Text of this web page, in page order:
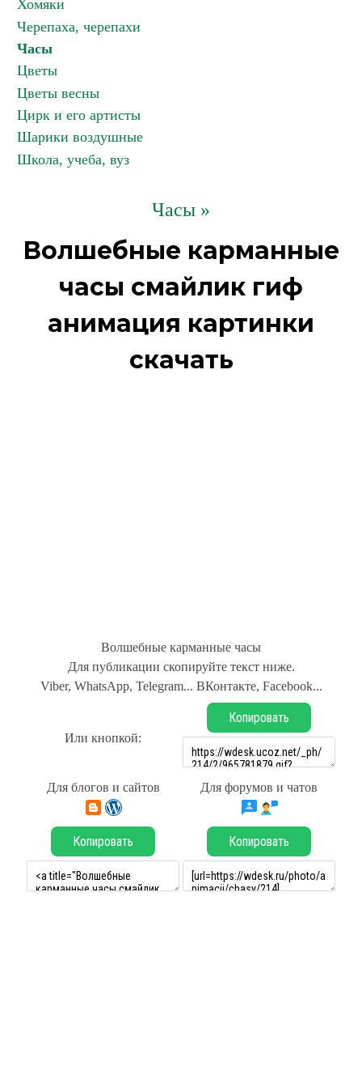
Хомяки
Черепаха, черепахи
Часы
Цветы
Цветы весны
Цирк и его артисты
Шарики воздушные
Школа, учеба, вуз
Часы »
Волшебные карманные
часы смайлик гиф
анимация картинки
скачать
Волшебные карманные часы
Для публикации скопируйте текст ниже.
Viber, WhatsApp, Telegram... ВКонтакте, Facebook...
Или кнопкой:
Копировать
Для блогов и сайтов Для форумов и чатов
Копировать Копировать